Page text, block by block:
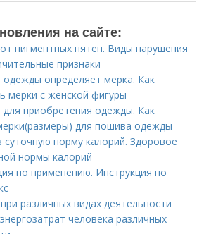
на сайте:
пигментных пятен. Виды нарушения
признаки
определяет мерка. Как
мерки с женской фигуры
для приобретения одежды. Как
для пошива одежды
суточную норму калорий. Здоровое
нормы калорий
по применению. Инструкция по
различных видах деятельности
человека различных